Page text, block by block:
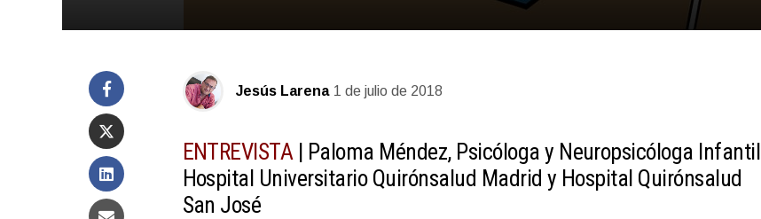
Jesús Larena 1 de julio de 2018
ENTREVISTA| Paloma Méndez, Psicóloga y Neuropsicóloga Infantil
Hospital Universitario Quirónsalud Madrid y Hospital Quirónsalud
San José